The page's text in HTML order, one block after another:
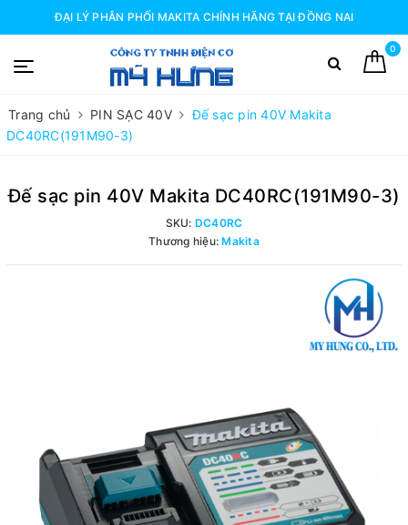
ĐẠI LÝ PHÂN PHỐI MAKITA CHÍNH HÃNG TẠI ĐỒNG NAI
0
Trang chủ PIN SẠC 40V
Đế sạc pin 40V Makita
DC40RC(191M90-3)
Đế sạc pin 40V Makita DC40RC(191M90-3)
SKU: DC40RC
Thương hiệu:Makita